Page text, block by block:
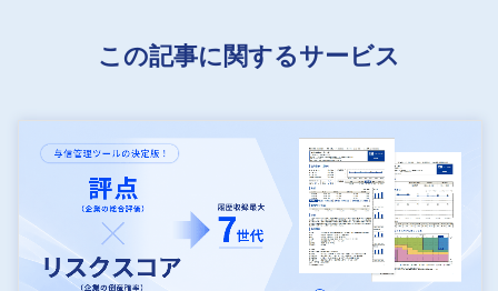
この記事に関するサービス